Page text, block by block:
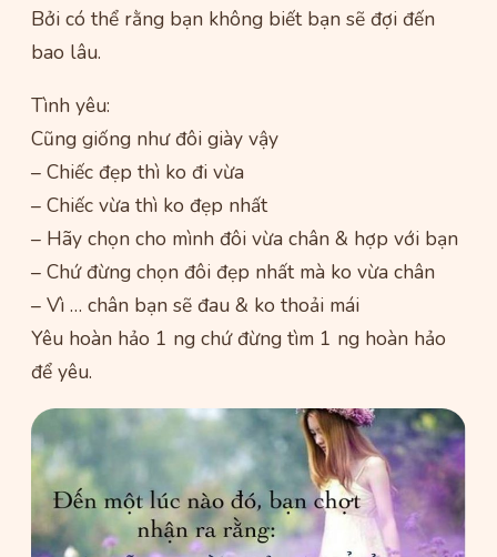
Bởi có thể rằng bạn không biết bạn sẽ đợi đến
bao lâu.
Tình yêu:
Cũng giống như đôi giày vậy
– Chiếc đẹp thì ko đi vừa
– Chiếc vừa thì ko đẹp nhất
– Hãy chọn cho mình đôi vừa chân & hợp với bạn
– Chứ đừng chọn đôi đẹp nhất mà ko vừa chân
– Vì … chân bạn sẽ đau & ko thoải mái
Yêu hoàn hảo 1 ng chứ đừng tìm 1 ng hoàn hảo
để yêu.